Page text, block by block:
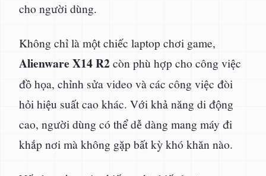
cho người dùng.
Không chỉ là một chiếc laptop chơi game,
Alienware X14 R2còn phù hợp cho công việc
đồ họa, chỉnh sửa video và các công việc đòi
hỏi hiệu suất cao khác. Với khả năng di động
cao, người dùng có thể dễ dàng mang máy đi
khắp nơi mà không gặp bất kỳ khó khăn nào.